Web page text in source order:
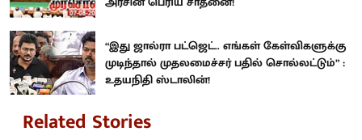
“இது ஜால்ரா பட்ஜெட்.. எங்கள் கேள்விகளுக்கு
முடிந்தால் முதலமைச்சர் பதில் சொல்லட்டும்” :
உதயநிதி ஸ்டாலின்!
Related Stories